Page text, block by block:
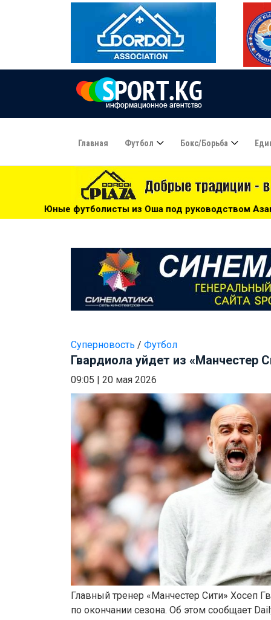
Главная Футбол Бокс/борьба
Оша под руководством Азамата Байматова участвуют в
Суперновость / Футбол
Гвардиола уйдет из «Манчестер
09:05 20 мая 2026
Главный тренер «Манчестер Сити» Хосеп
по окончании сезона. Об этом сообщает